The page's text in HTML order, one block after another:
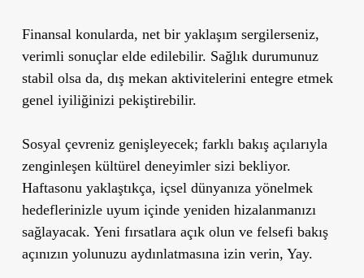
Finansal konularda, net bir yaklaşım sergilerseniz,
verimli sonuçlar elde edilebilir. Sağlık durumunuz
stabil olsa da, dış mekan aktivitelerini entegre etmek
genel iyiliğinizi pekiştirebilir.
Sosyal çevreniz genişleyecek; farklı bakış açılarıyla
zenginleşen kültürel deneyimler sizi bekliyor.
Haftasonu yaklaştıkça, içsel dünyanıza yönelmek
hedeflerinizle uyum içinde yeniden hizalanmanızı
sağlayacak. Yeni fırsatlara açık olun ve felsefi bakış
açınızın yolunuzu aydınlatmasına izin verin, Yay.